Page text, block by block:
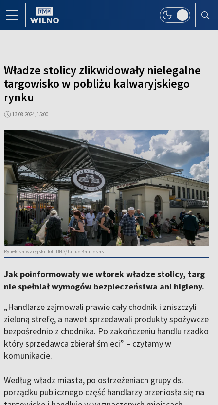
Władze stolicy zlikwidowały nielegalne
targowisko w pobliżu kalwaryjskiego
rynku
13.08.2024, 15:00
Rynek kalwaryjski, fot. BNS/Julius Kalinskas
Jak poinformowały we wtorek władze stolicy, targ
nie spełniał wymogów bezpieczeństwa ani higieny.
„Handlarze zajmowali prawie cały chodnik i zniszczyli
zieloną strefę, a nawet sprzedawali produkty spożywcze
bezpośrednio z chodnika. Po zakończeniu handlu rzadko
który sprzedawca zbierał śmieci” – czytamy w
komunikacie.
Według władz miasta, po ostrzeżeniach grupy ds.
porządku publicznego część handlarzy przeniosła się na